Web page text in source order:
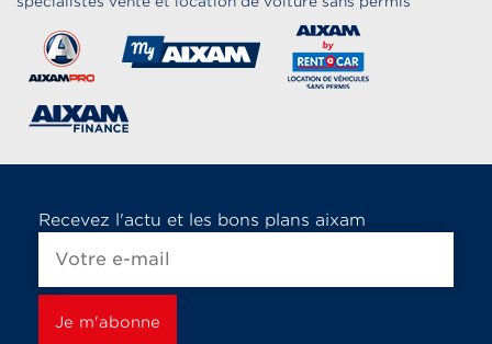
Recevez l'actu et les bons plans aixam